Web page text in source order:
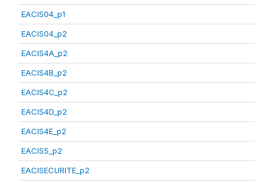
EACIS04_p1
EACIS04_p2
EACIS4A_p2
EACIS4B_p2
EACIS4C_p2
EACIS4D_p2
EACIS4E_p2
EACIS5_p2
EACISECURITE_p2